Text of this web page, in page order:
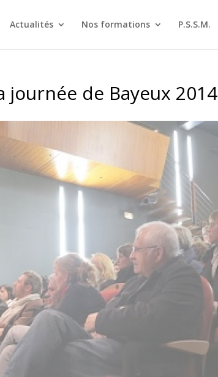
Actualités Nos formations P.S.S.M.
journée de Bayeux 2014